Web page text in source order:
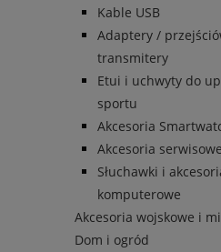
Kable USB
Adaptery /
transmitery
Etui i uchwyty do
sportu
Akcesoria
Akcesoria serwisowe
Słuchawki i
komputerowe
Akcesoria wojskowe i
Dom i ogród